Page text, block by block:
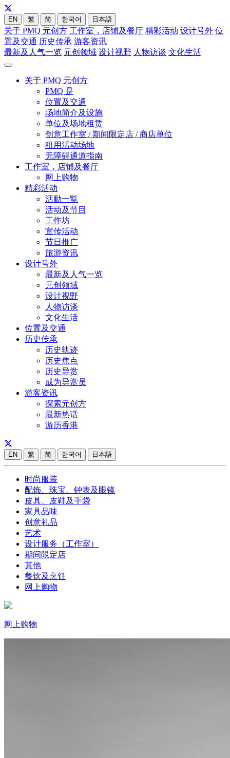
EN 繁 简 한국어 日本語
关于 PMQ 元创方 工作室，店铺及餐厅 精彩活动 设计号外 位
置及交通 历史传承 游客资讯
最新及人气一览 元创领域 设计视野 人物访谈 文化生活
关于 PMQ 元创方
PMQ 是
位置及交通
场地简介及设施
单位及场地租赁
创意工作室 / 期间限定店 / 商店单位
租用活动场地
无障碍通道指南
工作室，店铺及餐厅
网上购物
精彩活动
活動一覧
活动及节目
工作坊
宣传活动
节日推广
旅游资讯
设计号外
最新及人气一览
元创领域
设计视野
人物访谈
文化生活
位置及交通
历史传承
历史轨迹
历史焦点
历史导赏
成为导赏员
游客资讯
探索元创方
最新热话
游历香港
EN 繁 简 한국어 日本語
时尚服装
配饰、珠宝、钟表及眼镜
皮具、皮鞋及手袋
家具品味
创意礼品
艺术
设计服务（工作室）
期间限定店
其他
餐饮及烹饪
网上购物
网上购物